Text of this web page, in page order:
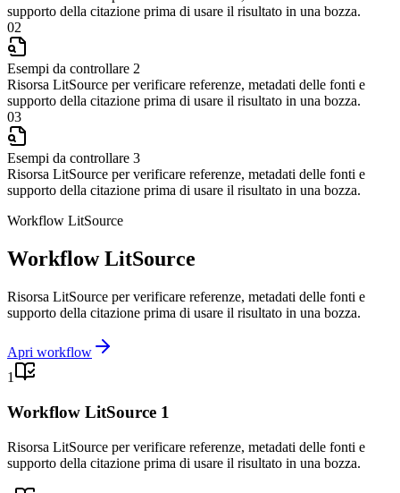
supporto della citazione prima di usare il risultato in una bozza.
02
Esempi da controllare 2
Risorsa LitSource per verificare referenze, metadati delle fonti e
supporto della citazione prima di usare il risultato in una bozza.
03
Esempi da controllare 3
Risorsa LitSource per verificare referenze, metadati delle fonti e
supporto della citazione prima di usare il risultato in una bozza.
Workflow LitSource
Workflow LitSource
Risorsa LitSource per verificare referenze, metadati delle fonti e
supporto della citazione prima di usare il risultato in una bozza.
Apri workflow
1
Workflow LitSource 1
Risorsa LitSource per verificare referenze, metadati delle fonti e
supporto della citazione prima di usare il risultato in una bozza.